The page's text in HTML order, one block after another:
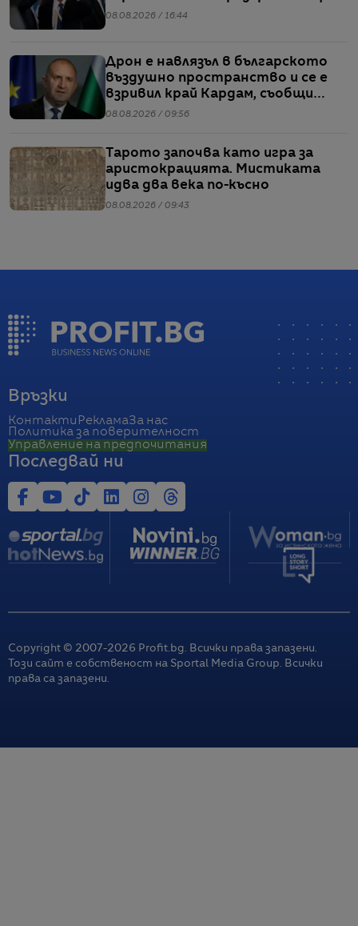
08.08.2026 / 16:44
Дрон е навлязъл в българското
въздушно пространство и се е
взривил край Кардам, съобщи
Радев
08.08.2026 / 09:56
Тарото започва като игра за
аристокрацията. Мистиката
идва два века по-късно
08.08.2026 / 09:43
Връзки
Контакти РекламаЗа нас
Политика за поверителност
Управление на предпочитания
Последвай ни
Copyright © 2007-2026 Profit.bg. Всички права запазени.
Този сайт е собственост на Sportal Media Group. Всички
права са запазени.